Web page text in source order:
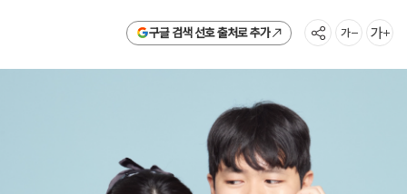
구글 검색 선호 출처로 추가